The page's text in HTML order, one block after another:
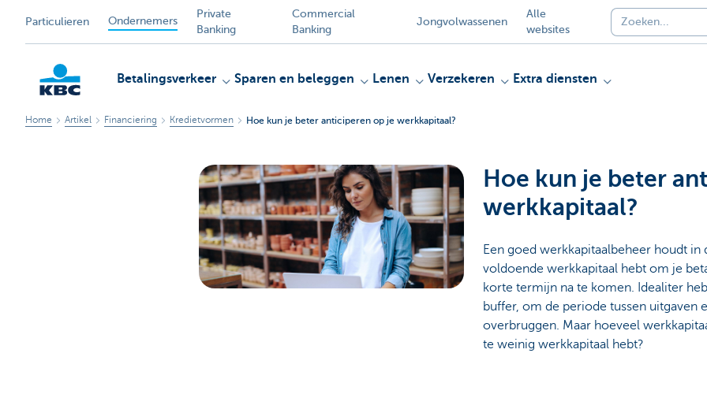
Particulieren Ondernemers
Private
Banking
Commercial
Banking
Jongvolwassenen
Alle
websites
Betalingsverkeer Sparen en beleggen Lenen Verzekeren Extra diensten
Home Artikel Financiering Kredietvormen Hoe kun je beter anticiperen op je werkkapitaal?
Hoe kun je beter
werkkapitaal?
Een goed werkkapitaalbeheer houdt
voldoende werkkapitaal hebt om je
korte termijn na te komen. Idealiter
buffer, om de periode tussen uitgaven
overbruggen. Maar hoeveel
te weinig werkkapitaal hebt?